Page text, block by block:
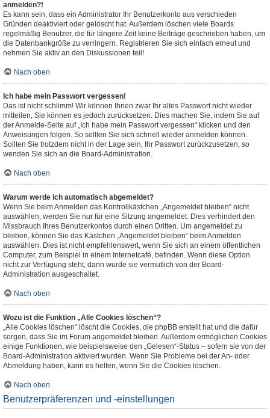
anmelden?!
Es kann sein, dass ein Administrator Ihr Benutzerkonto aus verschieden
Gründen deaktiviert oder gelöscht hat. Außerdem löschen viele Boards
regelmäßig Benutzer, die für längere Zeit keine Beiträge geschrieben haben, um
die Datenbankgröße zu verringern. Registrieren Sie sich einfach erneut und
nehmen Sie aktiv an den Diskussionen teil!
Nach oben
Ich habe mein Passwort vergessen!
Das ist nicht schlimm! Wir können Ihnen zwar Ihr altes Passwort nicht wieder
mitteilen, Sie können es jedoch zurücksetzen. Dies machen Sie, indem Sie auf
der Anmelde-Seite auf „Ich habe mein Passwort vergessen“ klicken und den
Anweisungen folgen. So sollten Sie sich schnell wieder anmelden können.
Sollten Sie trotzdem nicht in der Lage sein, Ihr Passwort zurückzusetzen, so
wenden Sie sich an die Board-Administration.
Nach oben
Warum werde ich automatisch abgemeldet?
Wenn Sie beim Anmelden das Kontrollkästchen „Angemeldet bleiben“ nicht
auswählen, werden Sie nur für eine Sitzung angemeldet. Dies verhindert den
Missbrauch Ihres Benutzerkontos durch einen Dritten. Um angemeldet zu
bleiben, können Sie das Kästchen „Angemeldet bleiben“ beim Anmelden
auswählen. Dies ist nicht empfehlenswert, wenn Sie sich an einem öffentlichen
Computer, zum Beispiel in einem Internetcafé, befinden. Wenn diese Option
nicht zur Verfügung steht, dann wurde sie vermutlich von der Board-
Administration ausgeschaltet.
Nach oben
Wozu ist die Funktion „Alle Cookies löschen“?
„Alle Cookies löschen“ löscht die Cookies, die phpBB erstellt hat und die dafür
sorgen, dass Sie im Forum angemeldet bleiben. Außerdem ermöglichen Cookies
einige Funktionen, wie beispielsweise den „Gelesen“-Status – sofern sie von der
Board-Administration aktiviert wurden. Wenn Sie Probleme bei der An- oder
Abmeldung haben, kann es helfen, wenn Sie die Cookies löschen.
Nach oben
Benutzerpräferenzen und -einstellungen